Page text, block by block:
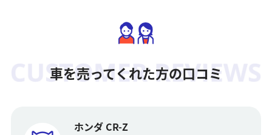
車を売ってくれた方の口コミ
ホンダ CR-Z